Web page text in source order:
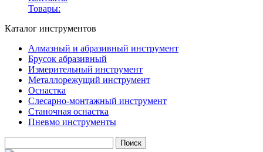
Товары:
Каталог инструментов
Алмазный и абразивный инструмент
Брусок абразивный
Измерительный инструмент
Металлорежущий инструмент
Оснастка
Слесарно-монтажный инструмент
Станочная оснастка
Пневмо инструменты